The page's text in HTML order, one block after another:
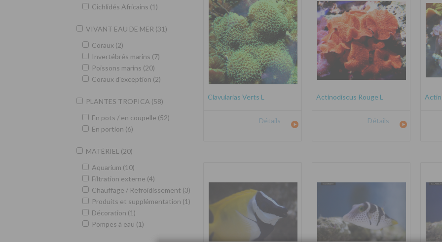
Cichlidés Africains (1)
VIVANT EAU DE MER (31)
Coraux (2)
Invertébrés marins (7)
Poissons marins (20)
Coraux d'exception (2)
PLANTES TROPICA (58)
En pots / en coupelle (52)
En portion (6)
MATÉRIEL (20)
Aquarium (10)
Filtration externe (4)
Chauffage / Refroidissement (3)
Produits et supplémentation (1)
Décoration (1)
Pompes à eau (1)
Clavularias Verts L
Détails
Actinodiscus Rouge L
Détails